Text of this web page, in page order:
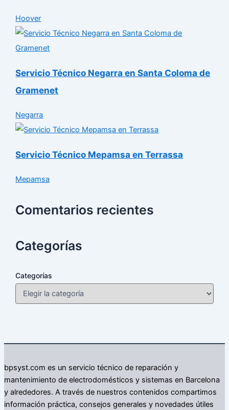
Hoover
Servicio Técnico Negarra en Santa Coloma de
Gramenet
Negarra
Servicio Técnico Mepamsa en Terrassa
Mepamsa
Comentarios recientes
Categorías
Categorías
bpsyst.com es un servicio técnico de reparación y
mantenimiento de electrodomésticos y sistemas en Barcelona
y alrededores. A través de nuestros contenidos compartimos
información práctica, consejos generales y novedades útiles